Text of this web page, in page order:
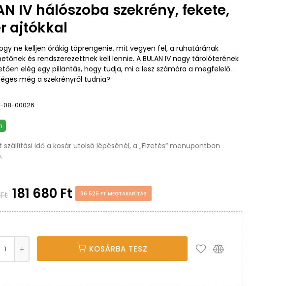
IV hálószoba szekrény, fekete,
ajtókkal
ne kelljen órákig töprengenie, mit vegyen fel, a ruhatárának
és rendszerezettnek kell lennie. A BULAN IV nagy tárolóterének
elég egy pillantás, hogy tudja, mi a lesz számára a megfelelő.
még a szekrényről tudnia?
08-00026
szállítási idő a kosár utolsó lépésénél, a „Fizetés“ menüpontban
181 680 Ft 36 525 FT MEGTAKARÍTÁS
KOSÁRBA TESZ